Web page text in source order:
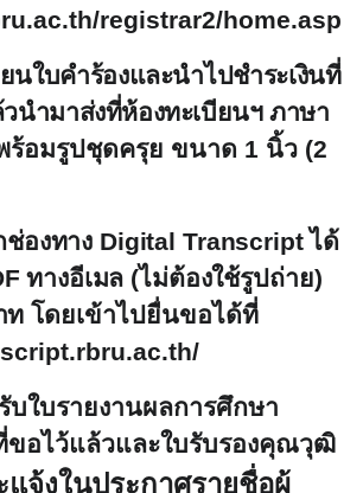
registrar2/home.asp
นใบคำร้องและนำไปชำระเงินที่
วนำมาส่งที่ห้องทะเบียนฯ ภาษา
ร้อมรูปชุดครุย ขนาด 1 นิ้ว (2
องทาง Digital Transcriptได้
ทางอีเมล (ไม่ต้องใช้รูปถ่าย)
ท โดยเข้าไปยื่นขอได้ที่
บใบรายงานผลการศึกษา
ขอไว้แล้วและใบรับรองคุณวุฒิ
แจ้งในประกาศรายชื่อผู้